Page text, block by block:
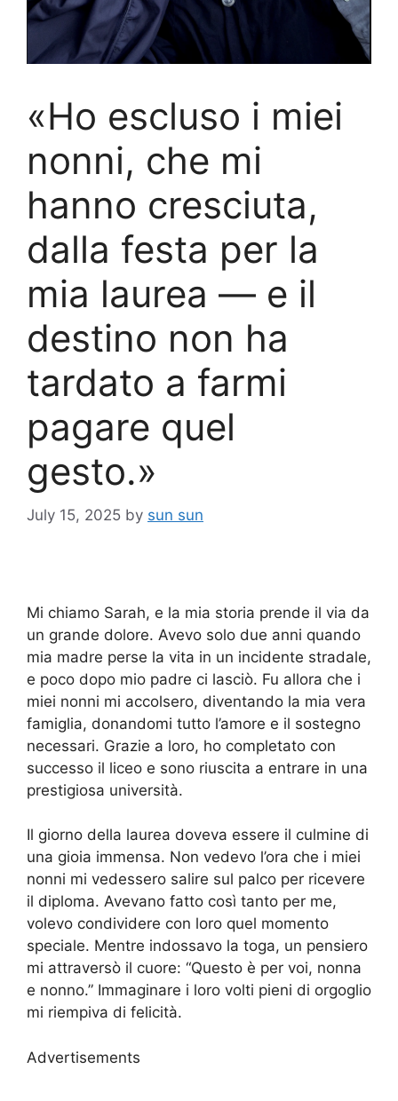
«Ho escluso i miei
nonni, che mi
hanno cresciuta,
dalla festa per la
mia laurea — e il
destino non ha
tardato a farmi
pagare quel
gesto.»
July 15, 2025 by sun sun
Mi chiamo Sarah, e la mia storia prende il via da
un grande dolore. Avevo solo due anni quando
mia madre perse la vita in un incidente stradale,
e poco dopo mio padre ci lasciò. Fu allora che i
miei nonni mi accolsero, diventando la mia vera
famiglia, donandomi tutto l’amore e il sostegno
necessari. Grazie a loro, ho completato con
successo il liceo e sono riuscita a entrare in una
prestigiosa università.
Il giorno della laurea doveva essere il culmine di
una gioia immensa. Non vedevo l’ora che i miei
nonni mi vedessero salire sul palco per ricevere
il diploma. Avevano fatto così tanto per me,
volevo condividere con loro quel momento
speciale. Mentre indossavo la toga, un pensiero
mi attraversò il cuore: “Questo è per voi, nonna
e nonno.” Immaginare i loro volti pieni di orgoglio
mi riempiva di felicità.
Advertisements